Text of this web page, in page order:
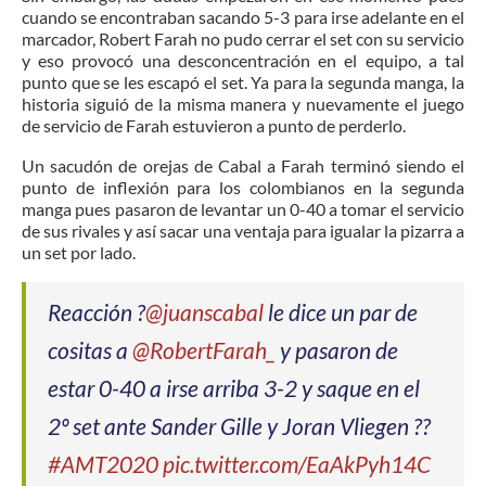
cuando se encontraban sacando 5-3 para irse adelante en el
marcador, Robert Farah no pudo cerrar el set con su servicio
y eso provocó una desconcentración en el equipo, a tal
punto que se les escapó el set. Ya para la segunda manga, la
historia siguió de la misma manera y nuevamente el juego
de servicio de Farah estuvieron a punto de perderlo.
Un sacudón de orejas de Cabal a Farah terminó siendo el
punto de inflexión para los colombianos en la segunda
manga pues pasaron de levantar un 0-40 a tomar el servicio
de sus rivales y así sacar una ventaja para igualar la pizarra a
un set por lado.
Reacción ?@juanscabal le dice un par de
cositas a @RobertFarah_ y pasaron de
estar 0-40 a irse arriba 3-2 y saque en el
2º set ante Sander Gille y Joran Vliegen ??
#AMT2020 pic.twitter.com/EaAkPyh14C